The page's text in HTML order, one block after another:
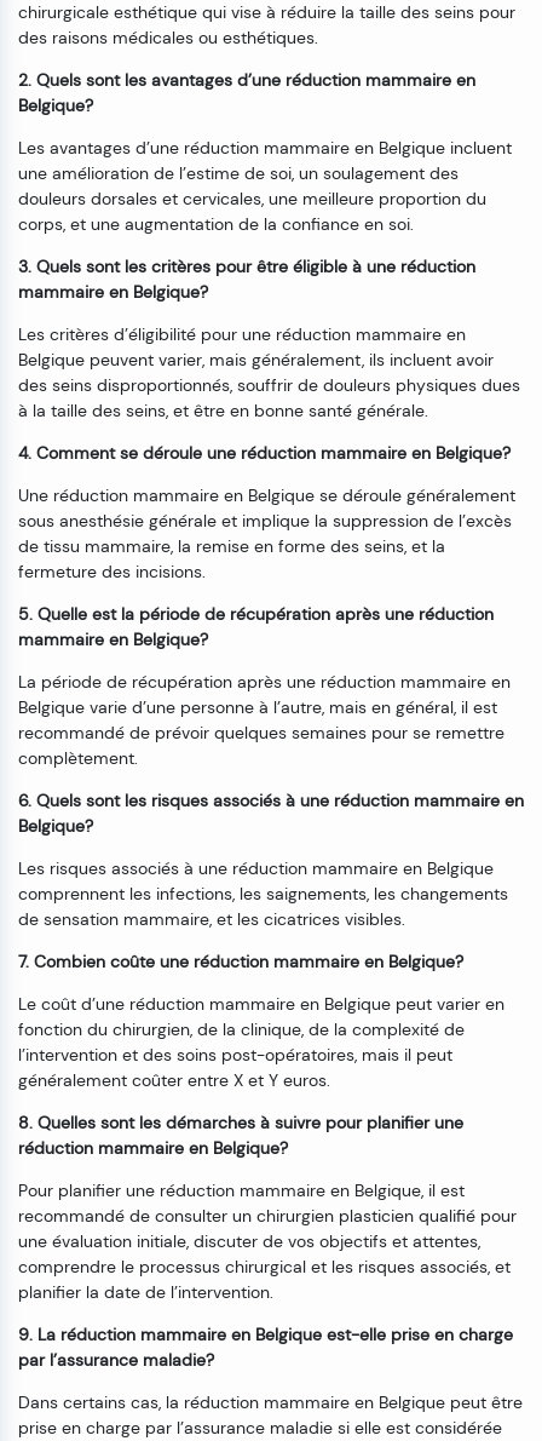
chirurgicale esthétique qui vise à réduire la taille des seins pour
des raisons médicales ou esthétiques.
2. Quels sont les avantages d’une réduction mammaire en
Belgique?
Les avantages d’une réduction mammaire en Belgique incluent
une amélioration de l’estime de soi, un soulagement des
douleurs dorsales et cervicales, une meilleure proportion du
corps, et une augmentation de la confiance en soi.
3. Quels sont les critères pour être éligible à une réduction
mammaire en Belgique?
Les critères d’éligibilité pour une réduction mammaire en
Belgique peuvent varier, mais généralement, ils incluent avoir
des seins disproportionnés, souffrir de douleurs physiques dues
à la taille des seins, et être en bonne santé générale.
4. Comment se déroule une réduction mammaire en Belgique?
Une réduction mammaire en Belgique se déroule généralement
sous anesthésie générale et implique la suppression de l’excès
de tissu mammaire, la remise en forme des seins, et la
fermeture des incisions.
5. Quelle est la période de récupération après une réduction
mammaire en Belgique?
La période de récupération après une réduction mammaire en
Belgique varie d’une personne à l’autre, mais en général, il est
recommandé de prévoir quelques semaines pour se remettre
complètement.
6. Quels sont les risques associés à une réduction mammaire en
Belgique?
Les risques associés à une réduction mammaire en Belgique
comprennent les infections, les saignements, les changements
de sensation mammaire, et les cicatrices visibles.
7. Combien coûte une réduction mammaire en Belgique?
Le coût d’une réduction mammaire en Belgique peut varier en
fonction du chirurgien, de la clinique, de la complexité de
l’intervention et des soins post-opératoires, mais il peut
généralement coûter entre X et Y euros.
8. Quelles sont les démarches à suivre pour planifier une
réduction mammaire en Belgique?
Pour planifier une réduction mammaire en Belgique, il est
recommandé de consulter un chirurgien plasticien qualifié pour
une évaluation initiale, discuter de vos objectifs et attentes,
comprendre le processus chirurgical et les risques associés, et
planifier la date de l’intervention.
9. La réduction mammaire en Belgique est-elle prise en charge
par l’assurance maladie?
Dans certains cas, la réduction mammaire en Belgique peut être
prise en charge par l’assurance maladie si elle est considérée